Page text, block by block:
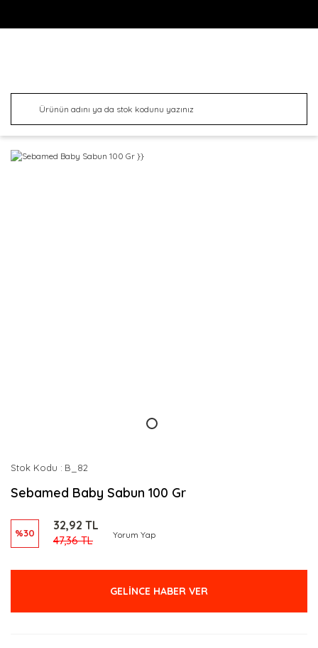
Stok Kodu B_82
Sebamed Baby Sabun 100 Gr
%30
32,92 TL
47,36 TL Yorum Yap
GELİNCE HABER VER